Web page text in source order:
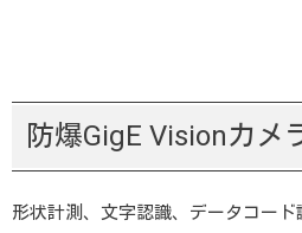
防爆GigE Visionカメ
形状計測、文字認識、データコー